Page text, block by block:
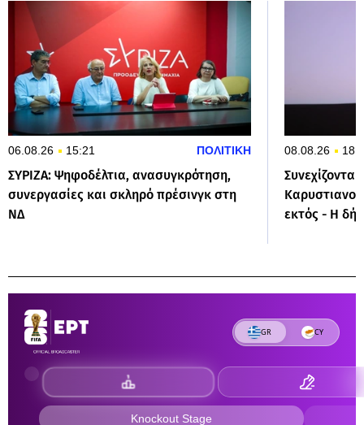
06.08.26 15:21 ΠΟΛΙΤΙΚΗ
ΣΥΡΙΖΑ: Ψηφοδέλτια, ανασυγκρότηση,
συνεργασίες και σκληρό πρέσινγκ στη
ΝΔ
08.08.26
εκτός - Η